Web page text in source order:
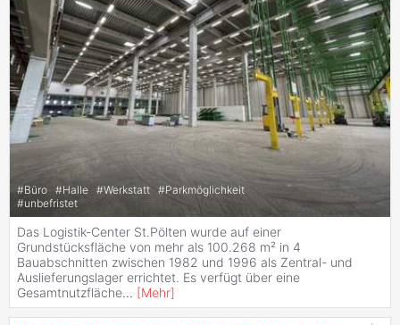
#Büro #Halle #Werkstatt #Parkmöglichkeit
#unbefristet
Das Logistik-Center St.Pölten wurde auf einer
Grundstücksfläche von mehr als 100.268 m² in 4
Bauabschnitten zwischen 1982 und 1996 als Zentral- und
Auslieferungslager errichtet. Es verfügt über eine
Gesamtnutzfläche... [Mehr]